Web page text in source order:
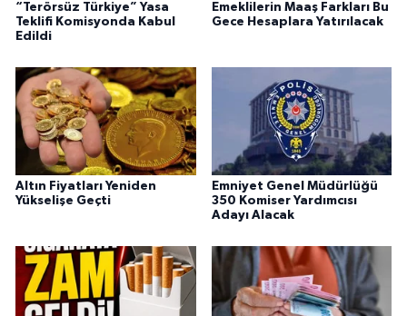
“Terörsüz Türkiye” Yasa
Teklifi Komisyonda Kabul
Edildi
Emeklilerin Maaş Farkları Bu
Gece Hesaplara Yatırılacak
Altın Fiyatları Yeniden
Yükselişe Geçti
Emniyet Genel Müdürlüğü
350 Komiser Yardımcısı
Adayı Alacak